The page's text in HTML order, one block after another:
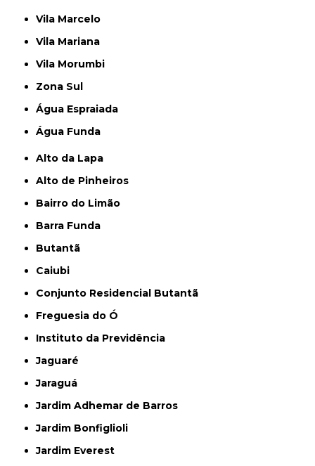
Vila Marcelo
Vila Mariana
Vila Morumbi
Zona Sul
Água Espraiada
Água Funda
Alto da Lapa
Alto de Pinheiros
Bairro do Limão
Barra Funda
Butantã
Caiubi
Conjunto Residencial Butantã
Freguesia do Ó
Instituto da Previdência
Jaguaré
Jaraguá
Jardim Adhemar de Barros
Jardim Bonfiglioli
Jardim Everest